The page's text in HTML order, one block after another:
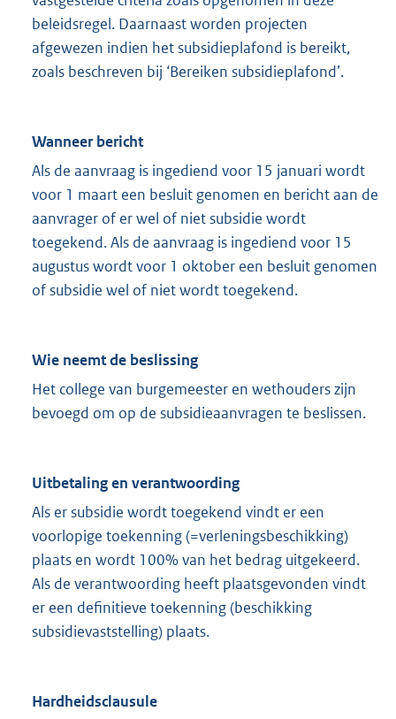
beleidsregel. Daarnaast worden projecten
afgewezen indien het subsidieplafond is bereikt,
zoals beschreven bij ‘Bereiken subsidieplafond’.
Wanneer bericht
Als de aanvraag is ingediend voor 15 januari wordt
voor 1 maart een besluit genomen en bericht aan de
aanvrager of er wel of niet subsidie wordt
toegekend. Als de aanvraag is ingediend voor 15
augustus wordt voor 1 oktober een besluit genomen
of subsidie wel of niet wordt toegekend.
Wie neemt de beslissing
Het college van burgemeester en wethouders zijn
bevoegd om op de subsidieaanvragen te beslissen.
Uitbetaling en verantwoording
Als er subsidie wordt toegekend vindt er een
voorlopige toekenning (=verleningsbeschikking)
plaats en wordt 100% van het bedrag uitgekeerd.
Als de verantwoording heeft plaatsgevonden vindt
er een definitieve toekenning (beschikking
subsidievaststelling) plaats.
Hardheidsclausule